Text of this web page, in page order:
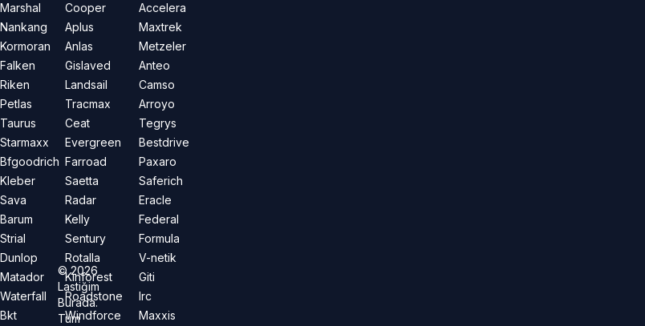
Marshal
Nankang
Kormoran
Falken
Riken
Petlas
Taurus
Starmaxx
Bfgoodrich
Kleber
Sava
Barum
Strial
Dunlop
Matador
Waterfall
Bkt
Cooper
Aplus
Anlas
Gislaved
Landsail
Tracmax
Ceat
Evergreen
Farroad
Saetta
Radar
Kelly
Sentury
Rotalla
Kinforest
Roadstone
Windforce
Accelera
Maxtrek
Metzeler
Anteo
Camso
Arroyo
Tegrys
Bestdrive
Paxaro
Saferich
Eracle
Federal
Formula
V-netik
Giti
Irc
Maxxis
©2026
Lastiğim
Burada.
Tüm